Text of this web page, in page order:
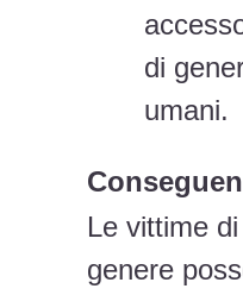
di
umani.
Le vittime
genere